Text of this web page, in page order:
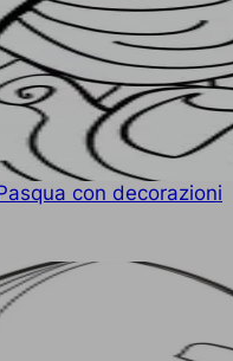
con decorazioni